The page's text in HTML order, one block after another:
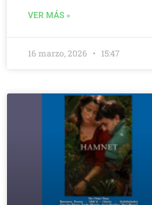
VER MÁS »
16 marzo, 2026 15:47